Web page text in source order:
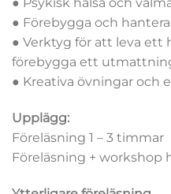
● Psykisk hälsa och
● Förebygga och
● Verktyg för att leva ett
förebygga ett
● Kreativa övningar och
Upplägg:
Föreläsning 1 – 3 timmar
Föreläsning + workshop